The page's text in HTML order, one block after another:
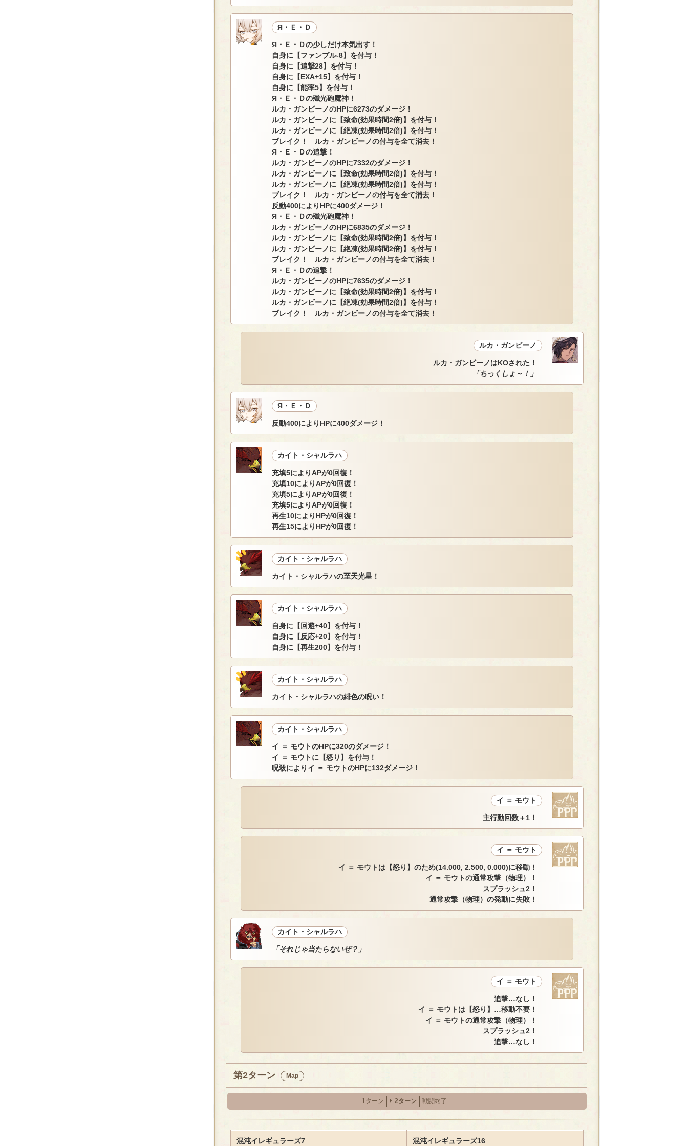
Я・Ｅ・Ｄ
Я・Ｅ・Ｄの少しだけ本気出す！
自身に【ファンブル-8】を付与！
自身に【追撃28】を付与！
自身に【EXA+15】を付与！
自身に【能率5】を付与！
Я・Ｅ・Ｄの殲光砲魔神！
ルカ・ガンビーノのHPに6273のダメージ！
ルカ・ガンビーノに【致命(効果時間2倍)】を付与！
ルカ・ガンビーノに【絶凍(効果時間2倍)】を付与！
ブレイク！ ルカ・ガンビーノの付与を全て消去！
Я・Ｅ・Ｄの追撃！
ルカ・ガンビーノのHPに7332のダメージ！
ルカ・ガンビーノに【致命(効果時間2倍)】を付与！
ルカ・ガンビーノに【絶凍(効果時間2倍)】を付与！
ブレイク！ ルカ・ガンビーノの付与を全て消去！
反動400によりHPに400ダメージ！
Я・Ｅ・Ｄの殲光砲魔神！
ルカ・ガンビーノのHPに6835のダメージ！
ルカ・ガンビーノに【致命(効果時間2倍)】を付与！
ルカ・ガンビーノに【絶凍(効果時間2倍)】を付与！
ブレイク！ ルカ・ガンビーノの付与を全て消去！
Я・Ｅ・Ｄの追撃！
ルカ・ガンビーノのHPに7635のダメージ！
ルカ・ガンビーノに【致命(効果時間2倍)】を付与！
ルカ・ガンビーノに【絶凍(効果時間2倍)】を付与！
ブレイク！ ルカ・ガンビーノの付与を全て消去！
ルカ・ガンビーノ
ルカ・ガンビーノはKOされた！
「ちっくしょ～！」
Я・Ｅ・Ｄ
反動400によりHPに400ダメージ！
カイト・シャルラハ
充填5によりAPが0回復！
充填10によりAPが0回復！
充填5によりAPが0回復！
充填5によりAPが0回復！
再生10によりHPが0回復！
再生15によりHPが0回復！
カイト・シャルラハ
カイト・シャルラハの至天光星！
カイト・シャルラハ
自身に【回避+40】を付与！
自身に【反応+20】を付与！
自身に【再生200】を付与！
カイト・シャルラハ
カイト・シャルラハの緋色の呪い！
カイト・シャルラハ
イ ＝ モウトのHPに320のダメージ！
イ ＝ モウトに【怒り】を付与！
呪殺によりイ ＝ モウトのHPに132ダメージ！
イ ＝ モウト
主行動回数＋1！
イ ＝ モウト
イ ＝ モウトは【怒り】のため(14.000, 2.500, 0.000)に移動！
イ ＝ モウトの通常攻撃（物理）！
スプラッシュ2！
通常攻撃（物理）の発動に失敗！
カイト・シャルラハ
「それじゃ当たらないぜ？」
イ ＝ モウト
追撃…なし！
イ ＝ モウトは【怒り】…移動不要！
イ ＝ モウトの通常攻撃（物理）！
スプラッシュ2！
追撃…なし！
第2ターン Map
1ターン 2ターン 戦闘終了
混沌イレギュラーズ7 混沌イレギュラーズ16